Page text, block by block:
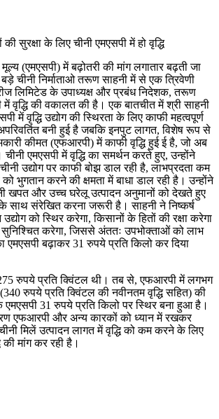
(एमएसपी) में बढ़ोतरी की मांग लगातार बढ़ती जा
चीनी निर्माताओ तरूण साहनी में से एक त्रिवेणी
लिमिटेड के उपाध्यक्ष और प्रबंध निदेशक, तरूण
में वृद्धि की वकालत की है। एक बातचीत में श्री साहनी
में वृद्धि उद्योग की स्थिरता के लिए काफी महत्वपूर्ण
बनी हुई है जबकि इनपुट लागत, विशेष रूप से
कीमत (एफआरपी) में काफी वृद्धि हुई ई है, जो अब
एमएसपी में वृद्धि का समर्थन करते हुए, उन्होंने
उद्योग पर काफी बोझ डाल रही है, लाभप्रदता कम
भुगतान करने की क्षमता में बाधा डाल रही है। उन्होंने
खपत और उच्च घरेलू उत्पादन अनुमानों को देखते हुए
साथ संरेखित करना जरूरी है। साहनी ने निष्कर्ष
को स्थिर करेगा, किसानों के हितों की रक्षा करेगा
सुनिश्चित करेगा, जिससे अंततः उपभोक्ताओं को लाभ
एमएसपी बढ़ाकर 31 रुपये प्रति किलो कर दिया
रुपये प्रति क्विंटल थी। तब से, एफआरपी में लगभग
रुपये प्रति क्विंटल की नवीनतम वृद्धि सहित) की
एमएसपी 31 रुपये प्रति किलो पर स्थिर बना हुआ है।
एफआरपी और अन्य कारकों को ध्यान में रखकर
मिलें उत्पादन लागत में वृद्धि को कम करने के लिए
की मांग कर रही है।